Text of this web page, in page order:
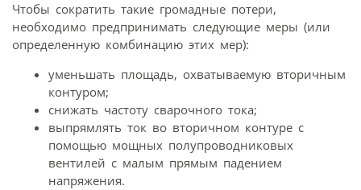
Чтобы сократить такие громадные потери,
необходимо предпринимать следующие меры (или
определенную комбинацию этих мер):
уменьшать площадь, охватываемую вторичным
контуром;
снижать частоту сварочного тока;
выпрямлять ток во вторичном контуре c
помощью мощных полупроводниковых
вентилей с малым прямым падением
напряжения.